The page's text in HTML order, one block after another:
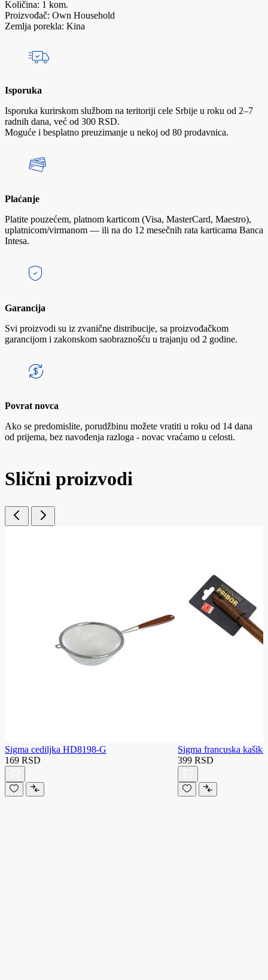
Količina: 1 kom.
Proizvođač: Own Household
Zemlja porekla: Kina
Isporuka
Isporuka kurirskom službom na teritoriji cele Srbije u roku od 2–7
radnih dana, već od 300 RSD.
Moguće i besplatno preuzimanje u nekoj od 80 prodavnica.
Plaćanje
Platite pouzećem, platnom karticom (Visa, MasterCard, Maestro),
uplatnicom/virmanom — ili na do 12 mesečnih rata karticama Banca
Intesa.
Garancija
Svi proizvodi su iz zvanične distribucije, sa proizvođačkom
garancijom i zakonskom saobraznošću u trajanju od 2 godine.
Povrat novca
Ako se predomislite, porudžbinu možete vratiti u roku od 14 dana
od prijema, bez navođenja razloga - novac vraćamo u celosti.
Slični proizvodi
Sigma cediljka HD8198-G
169 RSD
Sigma francuska
399 RSD